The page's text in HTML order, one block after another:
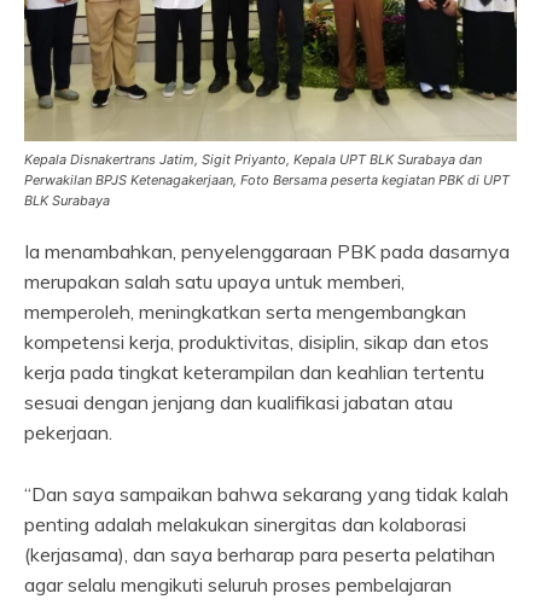
Kepala Disnakertrans Jatim, Sigit Priyanto, Kepala UPT BLK Surabaya dan
Perwakilan BPJS Ketenagakerjaan, Foto Bersama peserta kegiatan PBK di UPT
BLK Surabaya
Ia menambahkan, penyelenggaraan PBK pada dasarnya
merupakan salah satu upaya untuk memberi,
memperoleh, meningkatkan serta mengembangkan
kompetensi kerja, produktivitas, disiplin, sikap dan etos
kerja pada tingkat keterampilan dan keahlian tertentu
sesuai dengan jenjang dan kualifikasi jabatan atau
pekerjaan.
“Dan saya sampaikan bahwa sekarang yang tidak kalah
penting adalah melakukan sinergitas dan kolaborasi
(kerjasama), dan saya berharap para peserta pelatihan
agar selalu mengikuti seluruh proses pembelajaran